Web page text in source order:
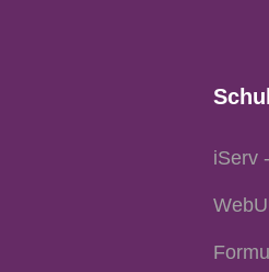
iServ